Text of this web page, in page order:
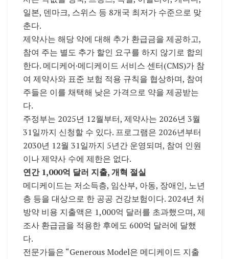
일본, 덴마크, 스위스 등 8개국 최저가 수준으로 맞
춘다.
제약사는 해당 약에 대해 추가 환급금을 제공하고,
참여 주는 별도 추가 할인 요구를 하지 않기로 합의
한다. 메디케어·메디케이드 서비스 센터(CMS)가 참
여 제약사와 표준 보험 적용 규칙을 협상하며, 참여
주들은 이를 채택해 낮은 가격으로 약을 제공받는
다.
주정부는 2025년 12월부터, 제약사는 2026년 3월
31일까지 신청할 수 있다. 프로그램은 2026년부터
2030년 12월 31일까지 5년간 운영되며, 참여 인원
이나 제약사 수에 제한은 없다.
연간 1,000억 달러 지출, 개혁 절실
메디케이드는 저소득층, 임산부, 아동, 장애인, 노년
층 등을 대상으로 한 공공 건강보험이다. 2024년 처
방약 비용 지출액은 1,000억 달러를 초과했으며, 제
조사 환급금을 적용한 후에도 600억 달러에 달했
다.
전문가들은 “Generous Model은 메디케이드 지출